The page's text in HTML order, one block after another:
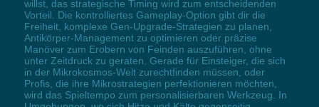
willst, das strategische Timing wird zum entscheidenden
Vorteil. Die kontrolliertes Gameplay-Option gibt dir die
Freiheit, komplexe Gen-Upgrade-Strategien zu planen,
Antikörper-Management zu optimieren oder präzise
Manöver zum Erobern von Feinden auszuführen, ohne
unter Zeitdruck zu geraten. Gerade für Einsteiger, die sich
in der Mikrokosmos-Welt zurechtfinden müssen, oder
Profis, die ihre Mikrostrategien perfektionieren möchten,
wird das Spieltempo zum personalisierbaren Werkzeug. In